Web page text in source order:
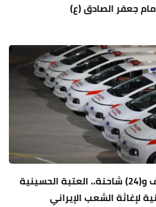
جعفر الصادق (ع)
بالصور: (23) سيارة إسعاف و(24) شاحنة.. العتبة الحسينية
لإغاثة الشعب الإيراني